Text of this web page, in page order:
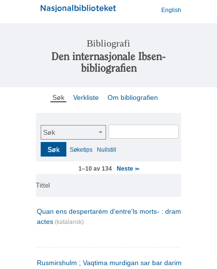
English
Bibliografi
Den internasjonale Ibsen-
bibliografien
Søk Verkliste Om bibliografien
Søk
Søk Søketips Nullstill
1–10 av 134 Neste >>
Tittel
Quan ens despertarém d'entre'ls morts- : drama en tres
actes (katalansk)
Rusmirshulm ; Vaqtima murdigan sar bar darim